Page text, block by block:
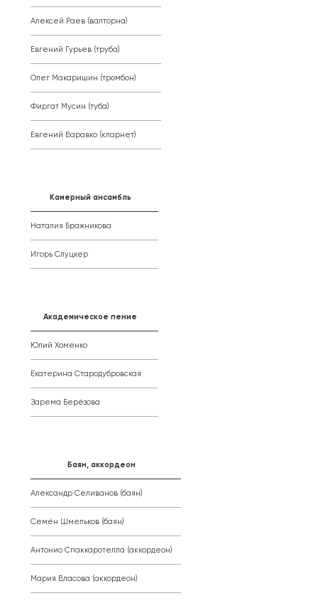
Алексей Раев (валторна)
Евгений Гурьев (труба)
Олег Макаришин (тромбон)
Фиргат Мусин (туба)
Евгений Варавко (кларнет)
Камерный ансамбль
Наталия Бражникова
Игорь Слуцкер
Академическое пение
Юлий Хоменко
Екатерина Стародубровская
Зарема Берёзова
Баян, аккордеон
Александр Селиванов (баян)
Семён Шмельков (баян)
Антонио Спаккаротелла (аккордеон)
Мария Власова (аккордеон)